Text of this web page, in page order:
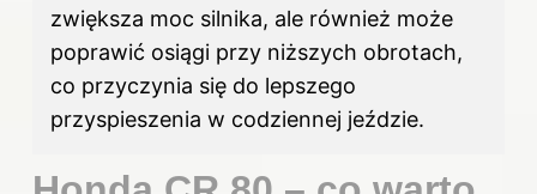
zwiększa moc silnika, ale również może
poprawić osiągi przy niższych obrotach,
co przyczynia się do lepszego
przyspieszenia w codziennej jeździe.